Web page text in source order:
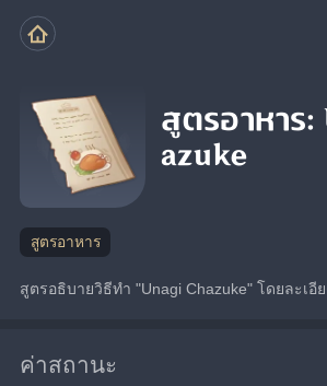
สูตรอาหาร:
azuke
สูตรอาหาร
สูตรอธิบายวิธีทำ "Unagi Chazuke" โดยละเอี
ค่าสถานะ